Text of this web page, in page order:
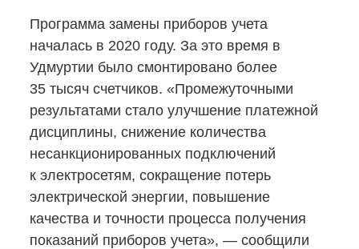
Программа замены приборов учета
началась в 2020 году. За это время в
Удмуртии было смонтировано более
35 тысяч счетчиков. «Промежуточными
результатами стало улучшение платежной
дисциплины, снижение количества
несанкционированных подключений
к электросетям, сокращение потерь
электрической энергии, повышение
качества и точности процесса получения
показаний приборов учета», — сообщили